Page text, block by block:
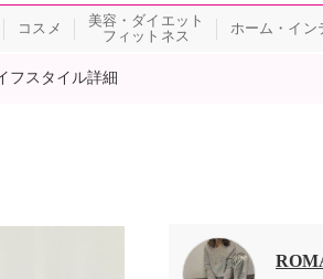
コスメ
美容・ダイエット
フィットネス
ホーム・イン
フスタイル詳細